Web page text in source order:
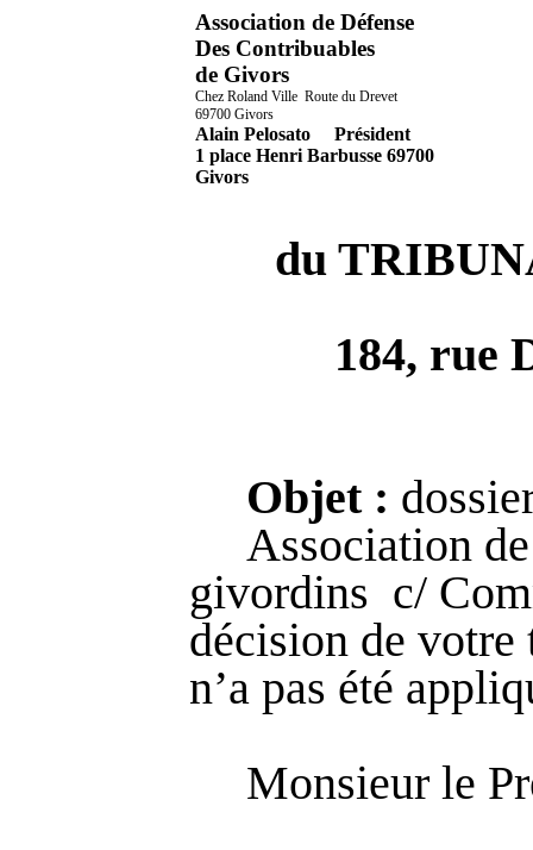
Association de Défense
Des Contribuables
de Givors
Chez Roland Ville Route du Drevet
69700 Givors
Alain Pelosato
Président
1 place Henri Barbusse 69700
Givors
du
184, rue
Objet :
Association
givordins c/
décision de
n’a pas été
Monsieur le